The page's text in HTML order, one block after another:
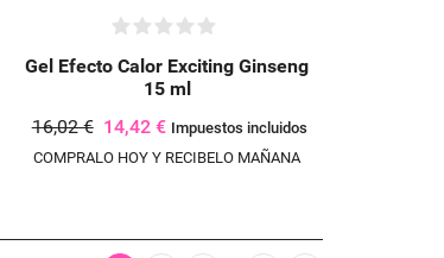
Gel Efecto Calor Exciting Ginseng
15 ml
16,02 € 14,42 € Impuestos incluidos
COMPRALO HOY Y RECIBELO MAÑANA